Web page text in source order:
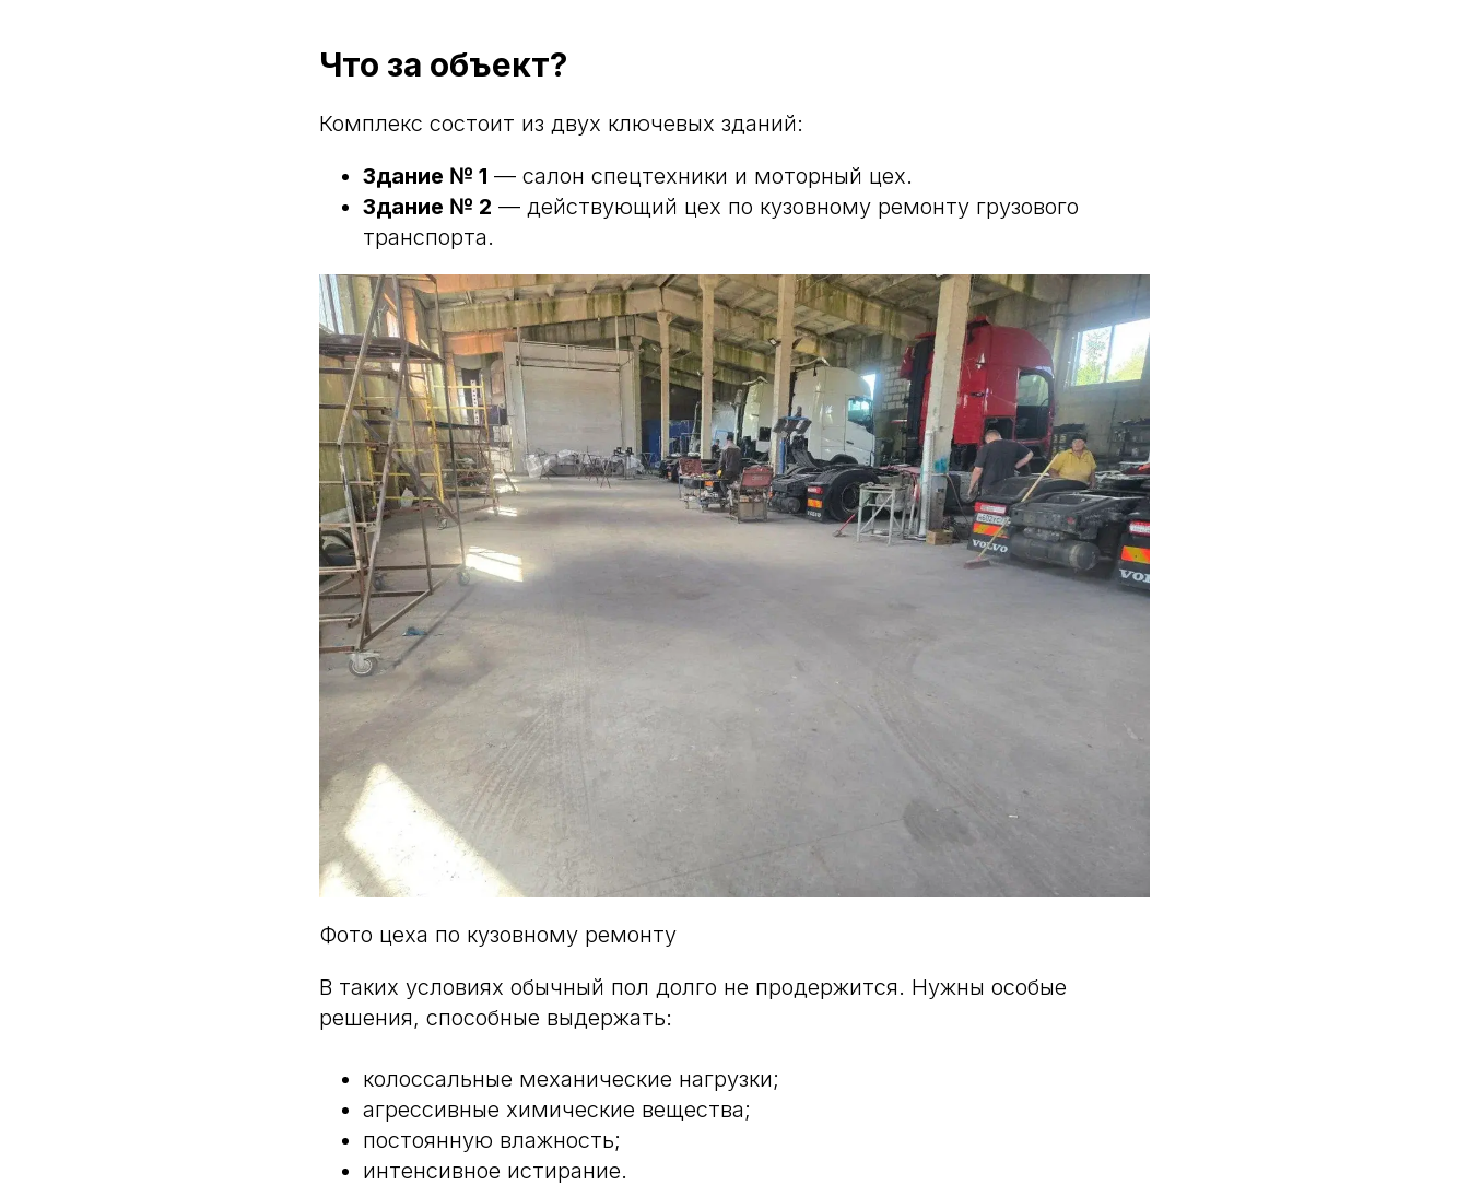
Что за объект?
Комплекс состоит из двух ключевых зданий:
Здание № 1 — салон спецтехники и моторный цех.
Здание № 2 — действующий цех по кузовному ремонту грузового
транспорта.
Фото цеха по кузовному ремонту
В таких условиях обычный пол долго не продержится. Нужны особые
решения, способные выдержать:
колоссальные механические нагрузки;
агрессивные химические вещества;
постоянную влажность;
интенсивное истирание.